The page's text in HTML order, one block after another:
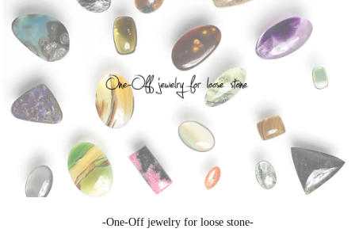
-One-Off jewelry for loose stone-